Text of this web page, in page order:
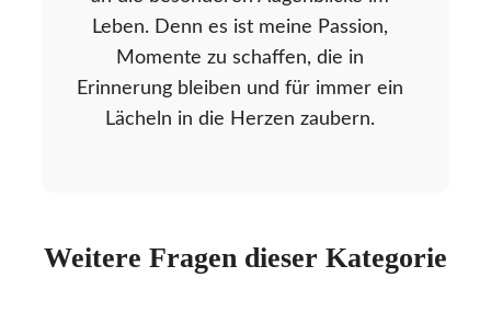
Leben. Denn es ist meine Passion,
Momente zu schaffen, die in
Erinnerung bleiben und für immer ein
Lächeln in die Herzen zaubern.
Weitere Fragen dieser Kategorie